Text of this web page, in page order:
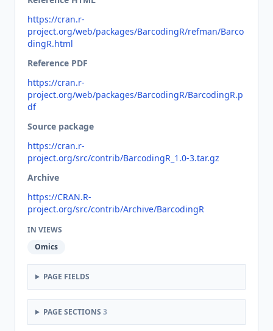
https://cran.r-
project.org/web/packages/BarcodingR/refman/Barco
dingR.html
Reference PDF
https://cran.r-
project.org/web/packages/BarcodingR/BarcodingR.p
df
Source package
https://cran.r-
project.org/src/contrib/BarcodingR_1.0-3.tar.gz
Archive
https://CRAN.R-
project.org/src/contrib/Archive/BarcodingR
IN VIEWS
Omics
PAGE FIELDS
PAGE SECTIONS 3